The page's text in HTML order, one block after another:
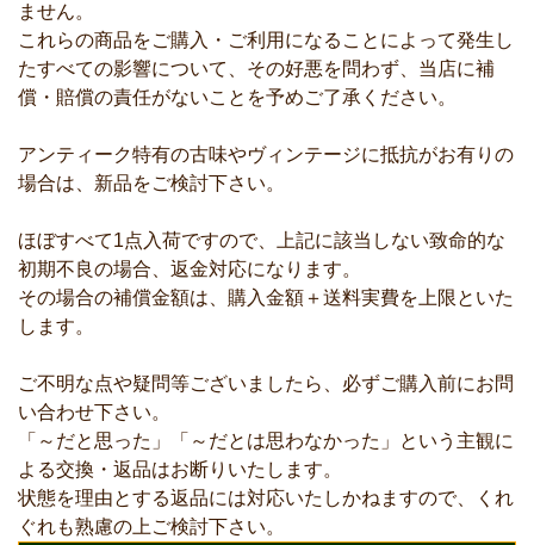
ません。
これらの商品をご購入・ご利用になることによって発生し
たすべての影響について、その好悪を問わず、当店に補
償・賠償の責任がないことを予めご了承ください。
アンティーク特有の古味やヴィンテージに抵抗がお有りの
場合は、新品をご検討下さい。
ほぼすべて1点入荷ですので、上記に該当しない致命的な
初期不良の場合、返金対応になります。
その場合の補償金額は、購入金額＋送料実費を上限といた
します。
ご不明な点や疑問等ございましたら、必ずご購入前にお問
い合わせ下さい。
「～だと思った」「～だとは思わなかった」という主観に
よる交換・返品はお断りいたします。
状態を理由とする返品には対応いたしかねますので、くれ
ぐれも熟慮の上ご検討下さい。